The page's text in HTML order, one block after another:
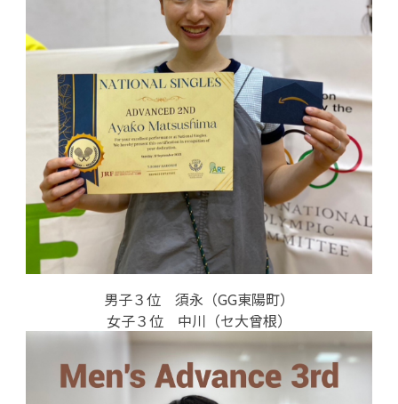
男子３位 須永（GG東陽町）
女子３位 中川（セ大曾根）